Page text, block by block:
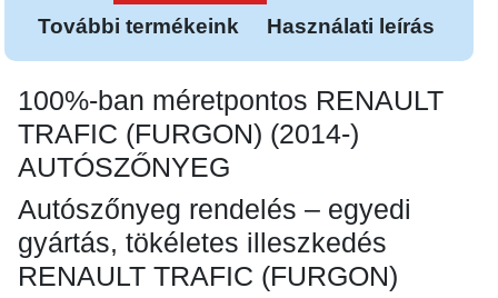
További termékeink
Használati leírás
100%-ban méretpontos RENAULT
TRAFIC (FURGON) (2014-)
AUTÓSZŐNYEG
Autószőnyeg rendelés – egyedi
gyártás, tökéletes illeszkedés
RENAULT TRAFIC (FURGON)